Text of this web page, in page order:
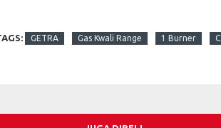
GETRA Gas Kwali Range 1 Burner